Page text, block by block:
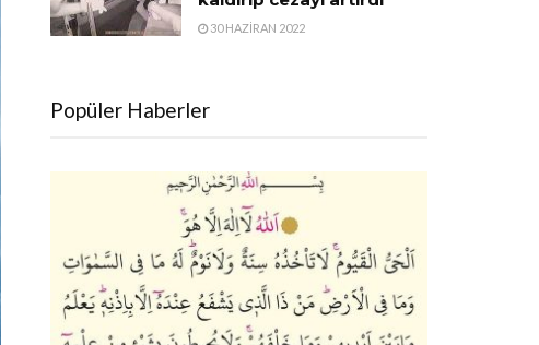
30 HAZIRAN 2022
Popüler Haberler